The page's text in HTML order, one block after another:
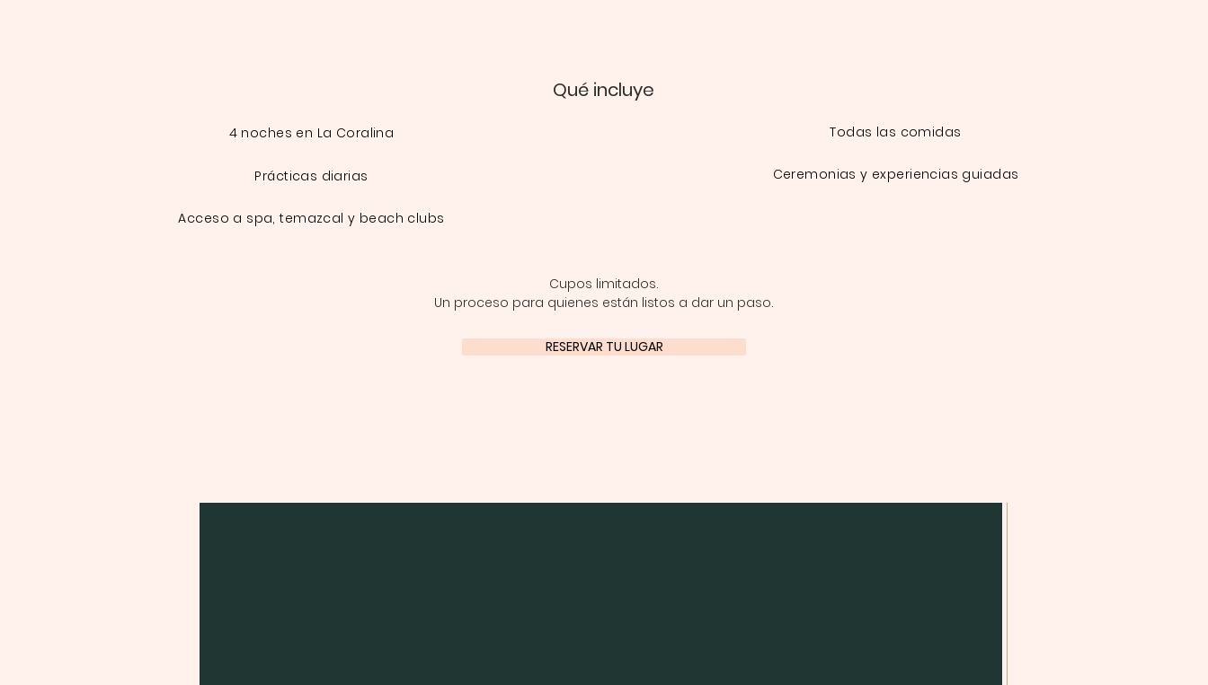
Qué incluye
4 noches en La Coralina
Prácticas diarias
Acceso a spa, temazcal y beach clubs
Todas las comidas
Ceremonias y experiencias guiadas
Cupos limitados.
Un proceso para quienes están listos a dar un paso.
RESERVAR TU LUGAR